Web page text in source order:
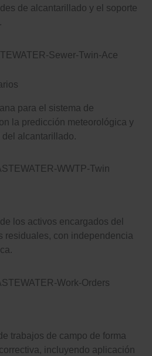
de alcantarillado y el soporte
para el sistema de
la predicción meteorológica y
alcantarillado.
los activos encargados del
residuales, con independencia
trabajos de campo de forma
incluyendo aplicación